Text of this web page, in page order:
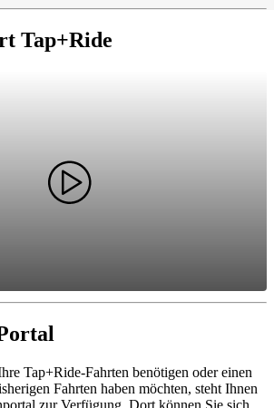
Tap+Ride
Tap+Ride-Fahrten benötigen oder einen
Fahrten haben möchten, steht Ihnen